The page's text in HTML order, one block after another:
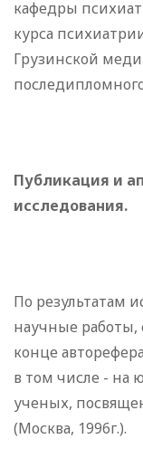
кафедры
курса
Грузинской
Публикация и
исследования.
По результатам
научные работы,
конце
в том числе - на
ученых,
(Москва, 1996г.).